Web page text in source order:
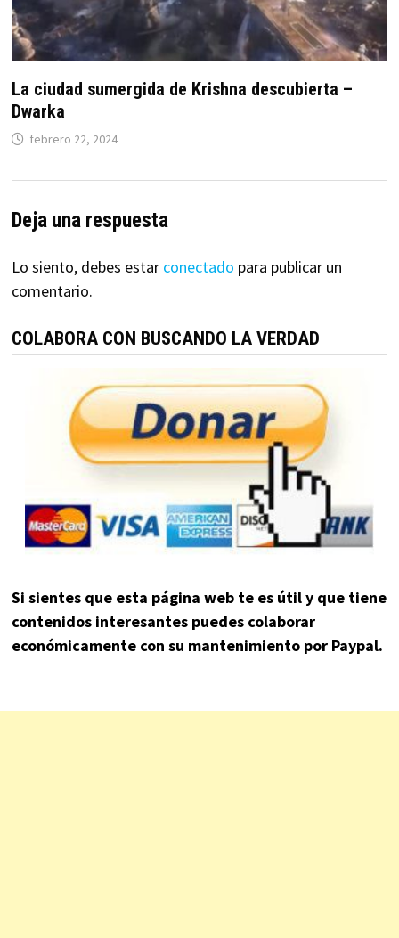
La ciudad sumergida de Krishna descubierta –
Dwarka
febrero 22, 2024
Deja una respuesta
Lo siento, debes estar conectado para publicar un
comentario.
COLABORA CON BUSCANDO LA VERDAD
Si sientes que esta página web te es útil y que tiene
contenidos interesantes puedes colaborar
económicamente con su mantenimiento por Paypal.